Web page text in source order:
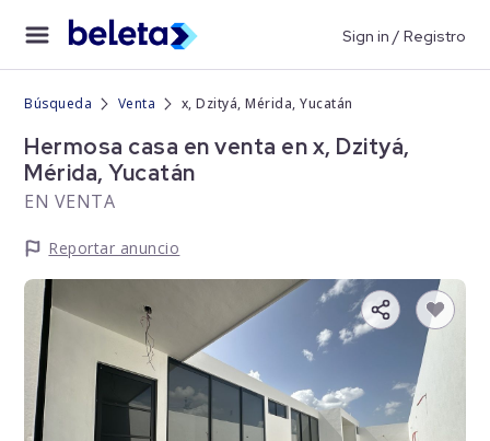
Sign in / Registro
Búsqueda Venta x, Dzityá, Mérida, Yucatán
Hermosa casa en venta en x, Dzityá,
Mérida, Yucatán
EN VENTA
Reportar anuncio